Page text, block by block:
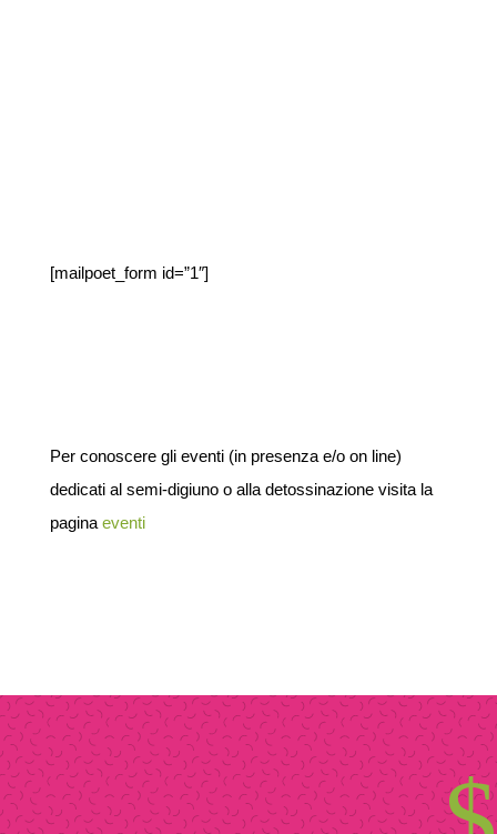
[mailpoet_form id=”1″]
Per conoscere gli eventi (in presenza e/o on line)
dedicati al semi-digiuno o alla detossinazione visita la
pagina eventi